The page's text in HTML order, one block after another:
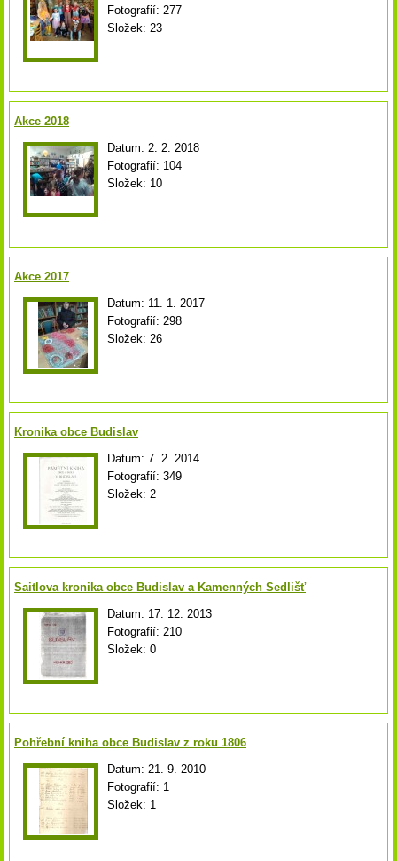
Fotografií: 277
Složek: 23
Akce 2018
Datum: 2. 2. 2018
Fotografií: 104
Složek: 10
Akce 2017
Datum: 11. 1. 2017
Fotografií: 298
Složek: 26
Kronika obce Budislav
Datum: 7. 2. 2014
Fotografií: 349
Složek: 2
Saitlova kronika obce Budislav a Kamenných Sedlišť
Datum: 17. 12. 2013
Fotografií: 210
Složek: 0
Pohřební kniha obce Budislav z roku 1806
Datum: 21. 9. 2010
Fotografií: 1
Složek: 1